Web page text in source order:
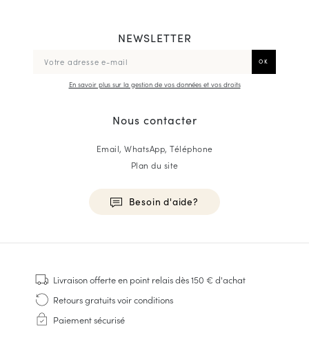
NEWSLETTER
En savoir plus sur la gestion de vos données et vos droits
Nous contacter
Email, WhatsApp, Téléphone
Plan du site
Besoin d'aide?
Baskets
Cousu Goodyear
Derbies & Richelieu
Richelieus Homme
Livraison offerteen point relais dès 150 € d'achat
Retours gratuitsvoir conditions
Paiement sécurisé